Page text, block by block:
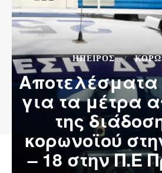
ΉΠΕΙΡΟΣ
για τα μέτρα
της
κορωνοϊού
– 18 στην Π.Ε